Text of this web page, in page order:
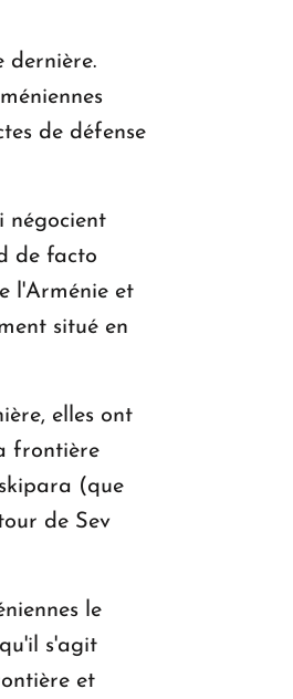
dernière.
de défense
négocient
de facto
l'Arménie et
situé en
elles ont
frontière
(que
de Sev
le
s'agit
et